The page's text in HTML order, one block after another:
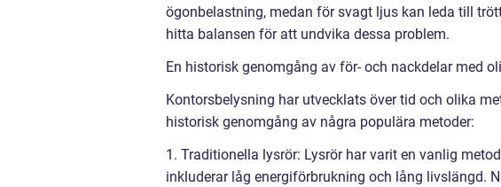
ögonbelastning, medan för svagt ljus kan leda till
hitta balansen för att undvika dessa problem.
En historisk genomgång av för- och nackdelar med
Kontorsbelysning har utvecklats över tid och olika
historisk genomgång av några populära metoder:
1. Traditionella lysrör: Lysrör har varit en vanlig
inkluderar låg energiförbrukning och lång livslängd.